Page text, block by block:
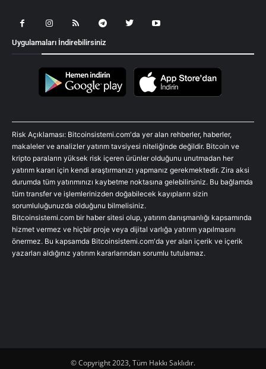
Uygulamaları İndirebilirsiniz
Risk Açıklaması: Bitcoinsistemi.com'da yer alan rehberler, haberler,
makaleler ve analizler yatırım tavsiyesi niteliğinde değildir. Bitcoin ve
kripto paraların yüksek risk içeren ürünler olduğunu unutmadan her
yatırım kararı için kendi araştırmanızı yapmanız gerekmektedir. Zira aksi
durumda tüm yatırımınızı kaybetme noktasına gelebilirsiniz. Bu bağlamda
tüm transfer ve işlemlerinizden doğabilecek kayıpların sizin
sorumluluğunuzda olduğunu bilmelisiniz.
Bitcoinsistemi.com bir haber sitesi olup, yatırım danışmanlığı kapsamında
hizmet vermez ve hiçbir proje veya dijital varlığa yatırım yapılmasını
önermez. Bu kapsamda Bitcoinsistemi.com'da yer alan içerik ve içerik
yazarları aldığınız yatırım kararlarından sorumlu tutulamaz.
© Copyright 2023, Tüm Hakkı Saklıdır.